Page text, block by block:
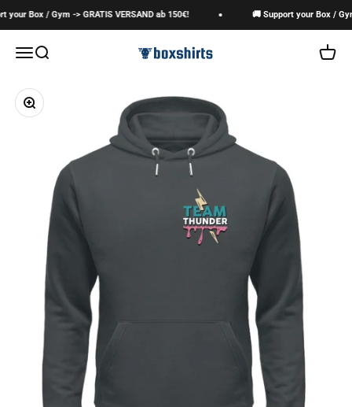
Box / Gym -> GRATIS VERSAND ab 150€! 🚚 Support your Box /
Navigationsmenü öffnen
Suche öffnen boxshirts
Bild vergrößern